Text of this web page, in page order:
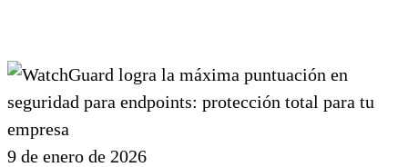
9 de enero de 2026